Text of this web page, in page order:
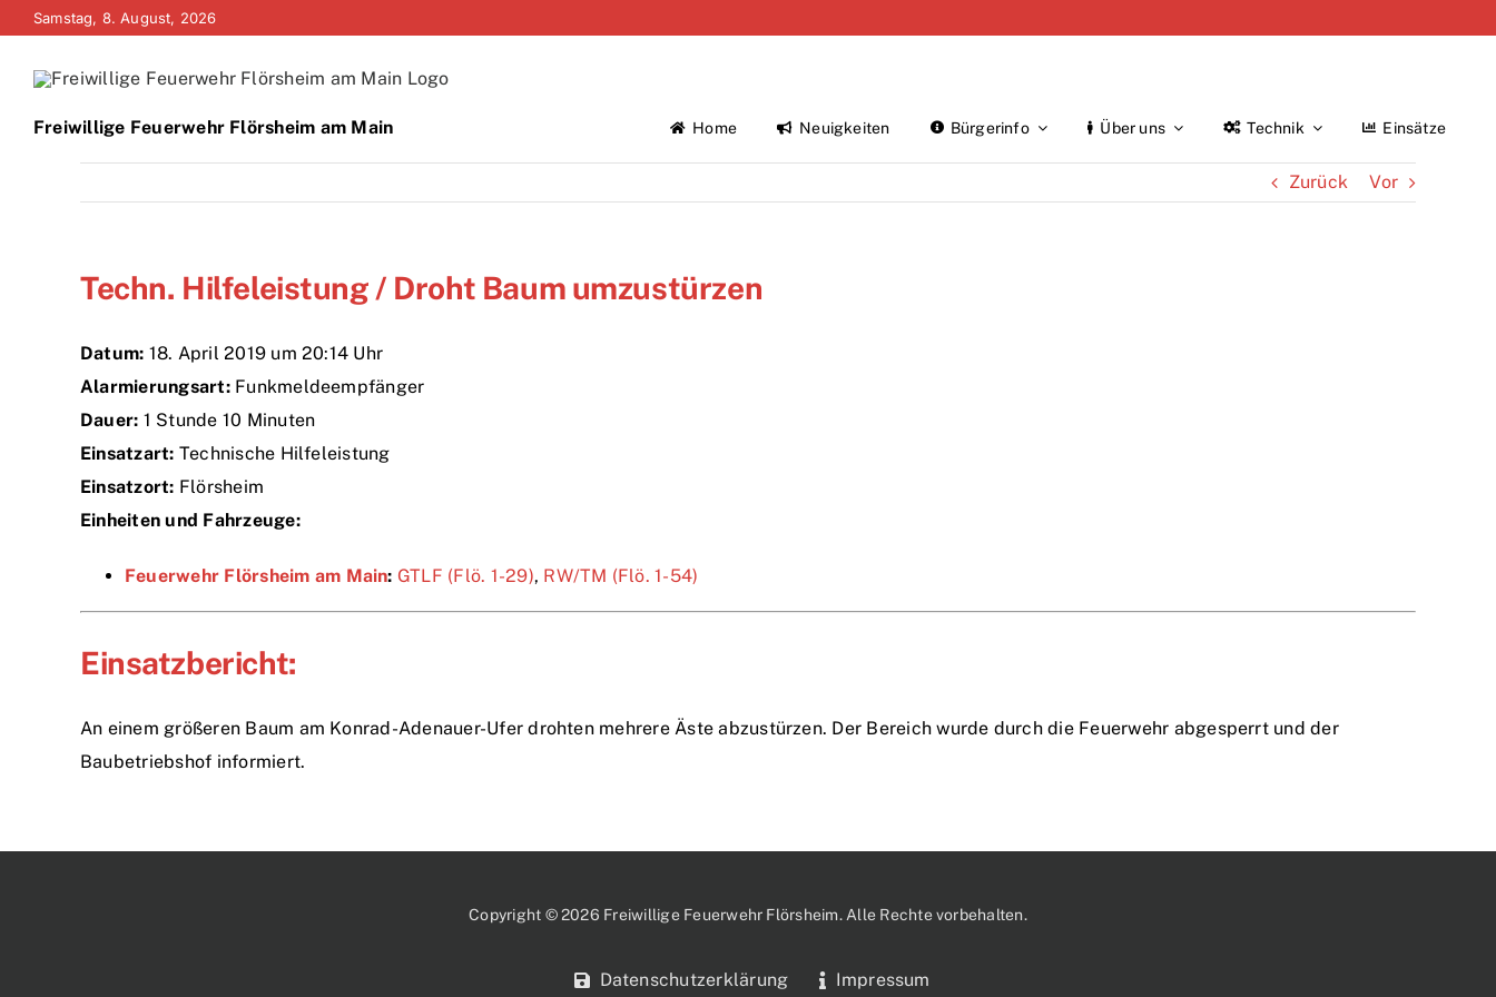
Zum
springen
Samstag, 8. August, 2026
Freiwillige Feuerwehr Flörsheim am Main Home Neuigkeiten Bürgerinfo Über uns Technik Einsätze
Zurück Vor
Techn. Hilfeleistung / Droht Baum umzustürzen
Datum: 18. April 2019 um 20:14 Uhr
Alarmierungsart:Funkmeldeempfänger
Dauer: 1 Stunde 10 Minuten
Einsatzart: Technische Hilfeleistung
Einsatzort: Flörsheim
Einheiten und Fahrzeuge:
Feuerwehr Flörsheim am Main: GTLF (Flö. 1-29), RW/TM (Flö. 1-54)
Einsatzbericht:
An einem größeren Baum am Konrad-Adenauer-Ufer drohten mehrere Äste abzustürzen. Der Bereich wurde durch die Feuerwehr abgesperrt und der
Baubetriebshof informiert.
Copyright © 2026 Freiwillige Feuerwehr Flörsheim. Alle Rechte vorbehalten.
Datenschutzerklärung Impressum